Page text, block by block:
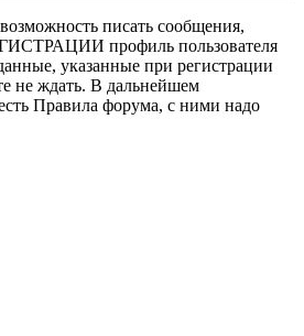
писать сообщения,
профиль пользователя
указанные при регистрации
не ждать. В дальнейшем
Правила форума, с ними надо